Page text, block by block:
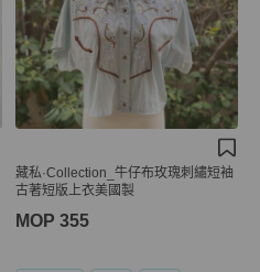
藏私·Collection_牛仔布玫瑰刺繡短袖
古著短版上衣美國製
MOP 355